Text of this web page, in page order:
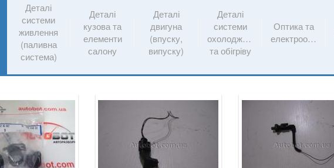
Деталі
системи
живлення
(паливна
система)
Деталі
кузова та
елементи
салону
Деталі
двигуна
(впуску,
випуску)
Деталі
системи
охолодження
та обігріву
Оптика та
електрообладнання